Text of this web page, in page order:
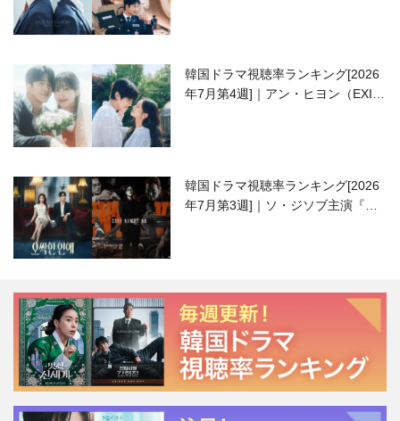
韓国ドラマ視聴率ランキング[2026
年7月第4週]｜アン・ヒヨン（EXID
韓国ドラマ視聴率ランキング[2026
年7月第3週]｜ソ・ジソブ主演『エ